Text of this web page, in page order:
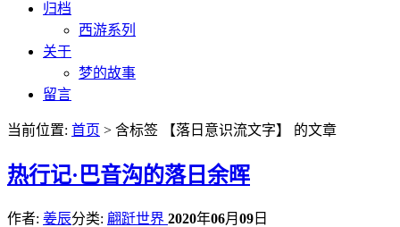
归档
西游系列
关于
梦的故事
留言
当前位置: 首页 > 含标签 【落日意识流文字】 的文章
热行记·巴音沟的落日余晖
作者: 姜辰分类: 翩跹世界 2020年06月 09 日